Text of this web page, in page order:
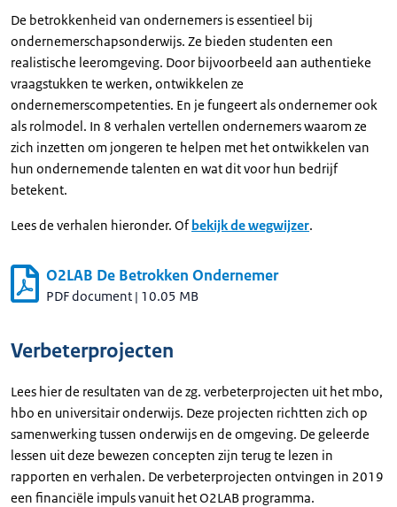
De betrokkenheid van ondernemers is essentieel bij
ondernemerschapsonderwijs. Ze bieden studenten een
realistische leeromgeving. Door bijvoorbeeld aan authentieke
vraagstukken te werken, ontwikkelen ze
ondernemerscompetenties. En je fungeert als ondernemer ook
als rolmodel. In 8 verhalen vertellen ondernemers waarom ze
zich inzetten om jongeren te helpen met het ontwikkelen van
hun ondernemende talenten en wat dit voor hun bedrijf
betekent.
Lees de verhalen hieronder. Ofbekijk de wegwijzer.
O2LAB De Betrokken Ondernemer
PDF document | 10.05 MB
Verbeterprojecten
Lees hier de resultaten van de zg. verbeterprojecten uit het mbo,
hbo en universitair onderwijs. Deze projecten richtten zich op
samenwerking tussen onderwijs en de omgeving. De geleerde
lessen uit deze bewezen concepten zijn terug te lezen in
rapporten en verhalen. De verbeterprojecten ontvingen in 2019
een financiële impuls vanuit het O2LAB programma.